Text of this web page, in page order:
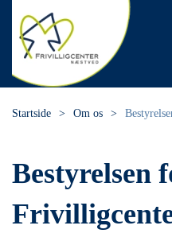
Skip to main content
Startside Om os
Bestyrelsen